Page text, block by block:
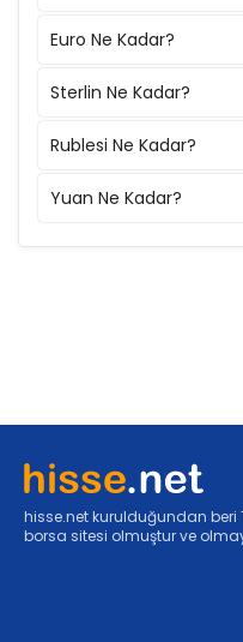
Euro Ne Kadar?
Sterlin Ne Kadar?
Rublesi Ne Kadar?
Yuan Ne Kadar?
hisse.net kurulduğundan beri
borsa sitesi olmuştur ve